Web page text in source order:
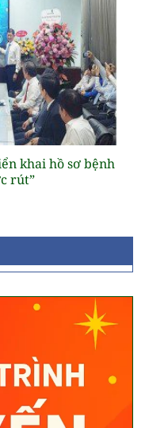
khai hồ sơ bệnh
rút”